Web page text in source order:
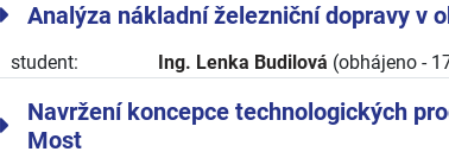
Analýza nákladní železniční dopravy v
student: Ing. Lenka Budilová (obhájeno -
Navržení koncepce technologických
Most